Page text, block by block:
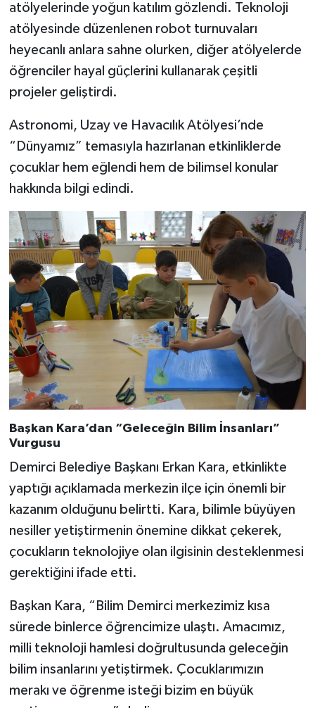
atölyelerinde yoğun katılım gözlendi. Teknoloji
atölyesinde düzenlenen robot turnuvaları
heyecanlı anlara sahne olurken, diğer atölyelerde
öğrenciler hayal güçlerini kullanarak çeşitli
projeler geliştirdi.
Astronomi, Uzay ve Havacılık Atölyesi’nde
“Dünyamız” temasıyla hazırlanan etkinliklerde
çocuklar hem eğlendi hem de bilimsel konular
hakkında bilgi edindi.
Başkan Kara’dan “Geleceğin Bilim İnsanları”
Vurgusu
Demirci Belediye Başkanı Erkan Kara, etkinlikte
yaptığı açıklamada merkezin ilçe için önemli bir
kazanım olduğunu belirtti. Kara, bilimle büyüyen
nesiller yetiştirmenin önemine dikkat çekerek,
çocukların teknolojiye olan ilgisinin desteklenmesi
gerektiğini ifade etti.
Başkan Kara, “Bilim Demirci merkezimiz kısa
sürede binlerce öğrencimize ulaştı. Amacımız,
milli teknoloji hamlesi doğrultusunda geleceğin
bilim insanlarını yetiştirmek. Çocuklarımızın
merakı ve öğrenme isteği bizim en büyük